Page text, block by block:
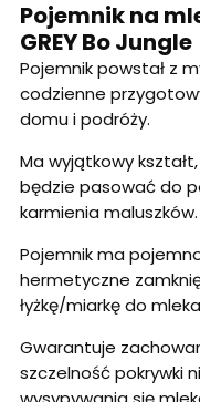
Pojemnik na
GREY Bo Jungle
Pojemnik powstał z
codzienne
domu i podróży.
Ma wyjątkowy
będzie pasować do
karmienia maluszków.
Pojemnik ma
hermetyczne
łyżkę/miarkę do
Gwarantuje
szczelność pokrywki